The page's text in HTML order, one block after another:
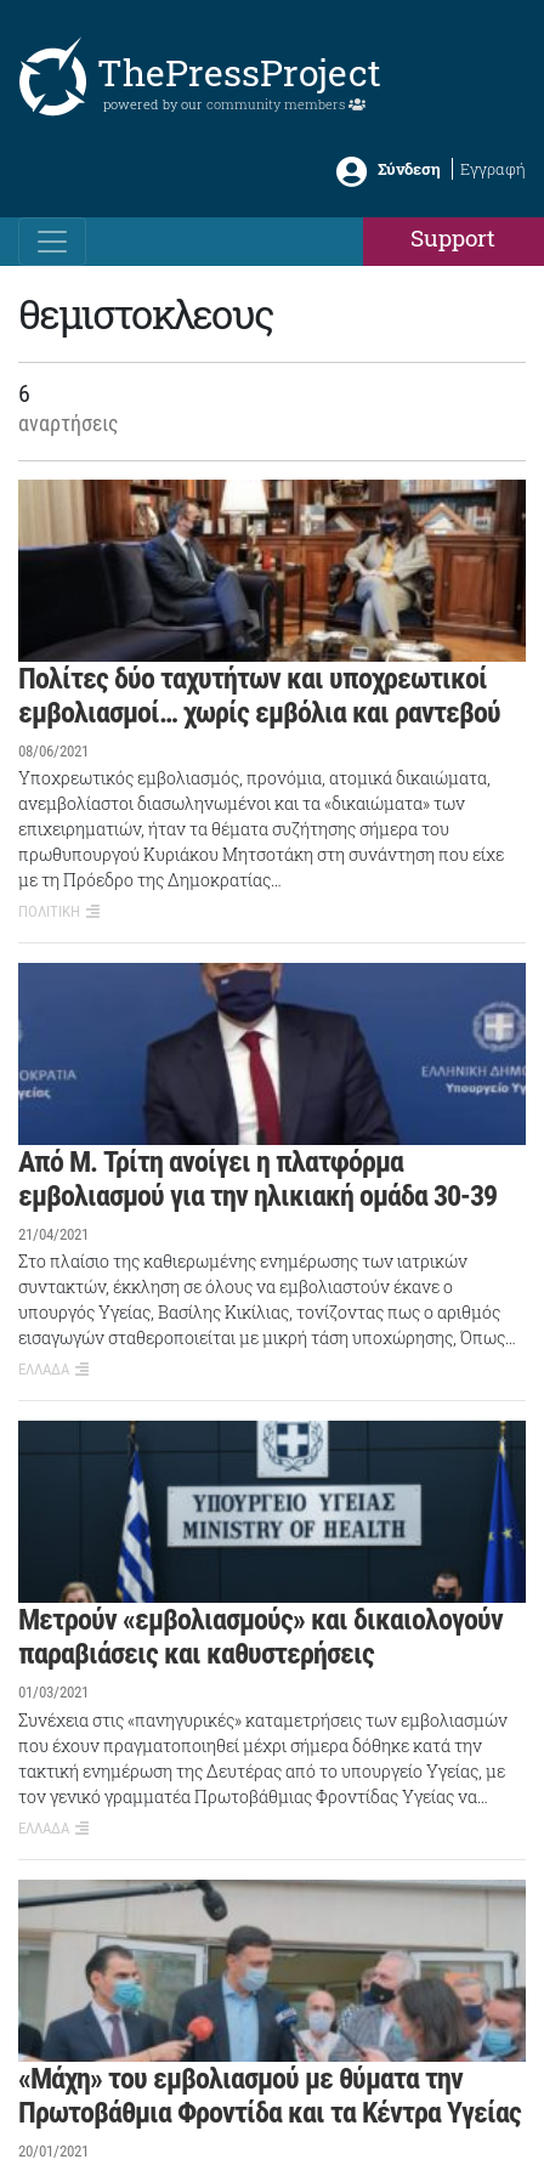
ThePressProject
powered by our community members
Σύνδεση Εγγραφή
Support
θεμιστοκλεους
6
αναρτήσεις
Πολίτες δύο ταχυτήτων και υποχρεωτικοί
εμβολιασμοί… χωρίς εμβόλια και ραντεβού
08/06/2021
Υποχρεωτικός εμβολιασμός, προνόμια, ατομικά δικαιώματα,
ανεμβολίαστοι διασωληνωμένοι και τα «δικαιώματα» των
επιχειρηματιών, ήταν τα θέματα συζήτησης σήμερα του
πρωθυπουργού Κυριάκου Μητσοτάκη στη συνάντηση που είχε
με τη Πρόεδρο της Δημοκρατίας…
ΠΟΛΙΤΙΚΗ
Από Μ. Τρίτη ανοίγει η πλατφόρμα
εμβολιασμού για την ηλικιακή ομάδα 30-39
21/04/2021
Στο πλαίσιο της καθιερωμένης ενημέρωσης των ιατρικών
συντακτών, έκκληση σε όλους να εμβολιαστούν έκανε ο
υπουργός Υγείας, Βασίλης Κικίλιας, τονίζοντας πως ο αριθμός
εισαγωγών σταθεροποιείται με μικρή τάση υποχώρησης, Όπως…
ΕΛΛΑΔΑ
Μετρούν «εμβολιασμούς» και δικαιολογούν
παραβιάσεις και καθυστερήσεις
01/03/2021
Συνέχεια στις «πανηγυρικές» καταμετρήσεις των εμβολιασμών
που έχουν πραγματοποιηθεί μέχρι σήμερα δόθηκε κατά την
τακτική ενημέρωση της Δευτέρας από το υπουργείο Υγείας, με
τον γενικό γραμματέα Πρωτοβάθμιας Φροντίδας Υγείας να…
ΕΛΛΑΔΑ
«Μάχη» του εμβολιασμού με θύματα την
Πρωτοβάθμια Φροντίδα και τα Κέντρα Υγείας
20/01/2021